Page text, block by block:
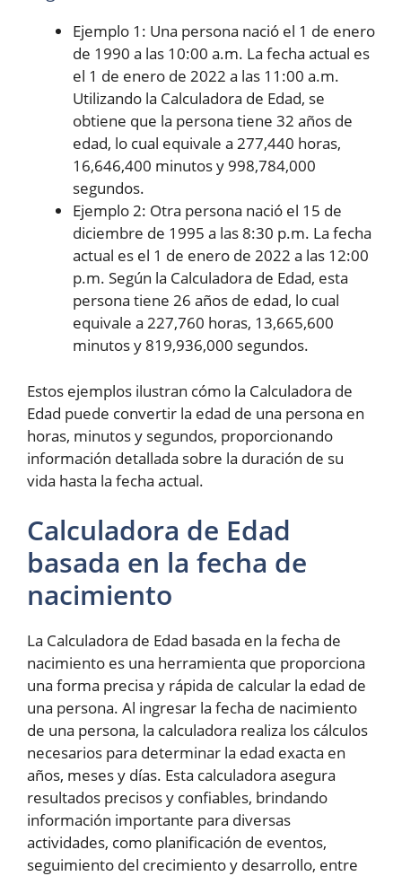
Ejemplo 1: Una persona nació el 1 de enero
de 1990 a las 10:00 a.m. La fecha actual es
el 1 de enero de 2022 a las 11:00 a.m.
Utilizando la Calculadora de Edad, se
obtiene que la persona tiene 32 años de
edad, lo cual equivale a 277,440 horas,
16,646,400 minutos y 998,784,000
segundos.
Ejemplo 2: Otra persona nació el 15 de
diciembre de 1995 a las 8:30 p.m. La fecha
actual es el 1 de enero de 2022 a las 12:00
p.m. Según la Calculadora de Edad, esta
persona tiene 26 años de edad, lo cual
equivale a 227,760 horas, 13,665,600
minutos y 819,936,000 segundos.
Estos ejemplos ilustran cómo la Calculadora de
Edad puede convertir la edad de una persona en
horas, minutos y segundos, proporcionando
información detallada sobre la duración de su
vida hasta la fecha actual.
Calculadora de Edad
basada en la fecha de
nacimiento
La Calculadora de Edad basada en la fecha de
nacimiento es una herramienta que proporciona
una forma precisa y rápida de calcular la edad de
una persona. Al ingresar la fecha de nacimiento
de una persona, la calculadora realiza los cálculos
necesarios para determinar la edad exacta en
años, meses y días. Esta calculadora asegura
resultados precisos y confiables, brindando
información importante para diversas
actividades, como planificación de eventos,
seguimiento del crecimiento y desarrollo, entre